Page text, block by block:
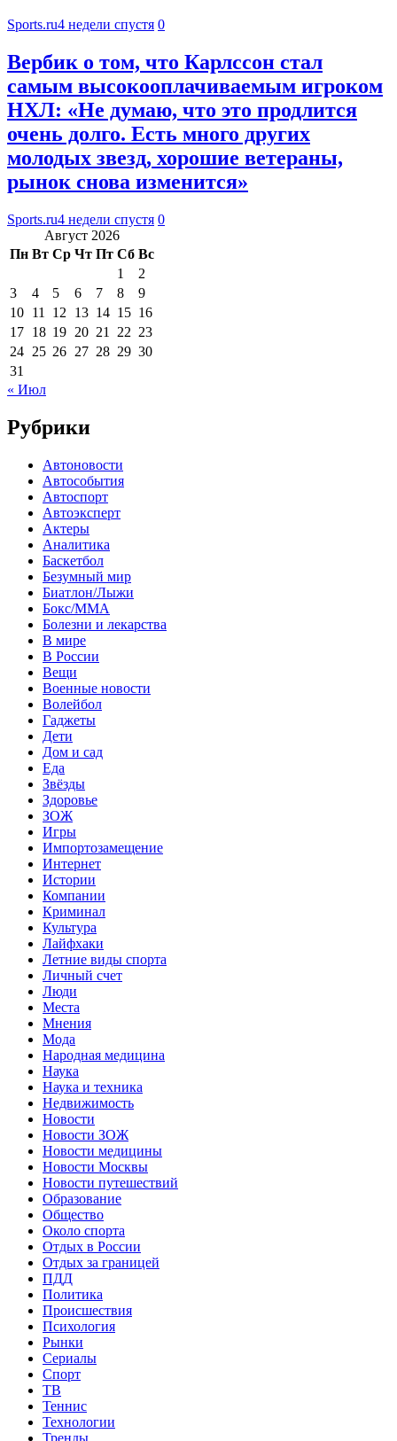
Sports.ru4 недели спустя 0
Вербик о том, что Карлссон стал
самым высокооплачиваемым игроком
НХЛ: «Не думаю, что это продлится
очень долго. Есть много других
молодых звезд, хорошие ветераны,
рынок снова изменится»
Sports.ru4 недели спустя 0
Август 2026
Пн Вт Ср Чт Пт Сб Вс
1
2
3
4 5 6 7 8
9
10 11 12 13 14 15 16
17 18 19 20 21 22 23
24 25 26 27 28 29 30
31
« Июл
Рубрики
Автоновости
Автособытия
Автоспорт
Автоэксперт
Актеры
Аналитика
Баскетбол
Безумный мир
Биатлон/Лыжи
Бокс/MMA
Болезни и лекарства
В мире
В России
Вещи
Военные новости
Волейбол
Гаджеты
Дети
Дом и сад
Еда
Звёзды
Здоровье
ЗОЖ
Игры
Импортозамещение
Интернет
Истории
Компании
Криминал
Культура
Лайфхаки
Летние виды спорта
Личный счет
Люди
Места
Мнения
Мода
Народная медицина
Наука
Наука и техника
Недвижимость
Новости
Новости ЗОЖ
Новости медицины
Новости Москвы
Новости путешествий
Образование
Общество
Около спорта
Отдых в России
Отдых за границей
ПДД
Политика
Происшествия
Психология
Рынки
Сериалы
Спорт
ТВ
Теннис
Технологии
Тренды